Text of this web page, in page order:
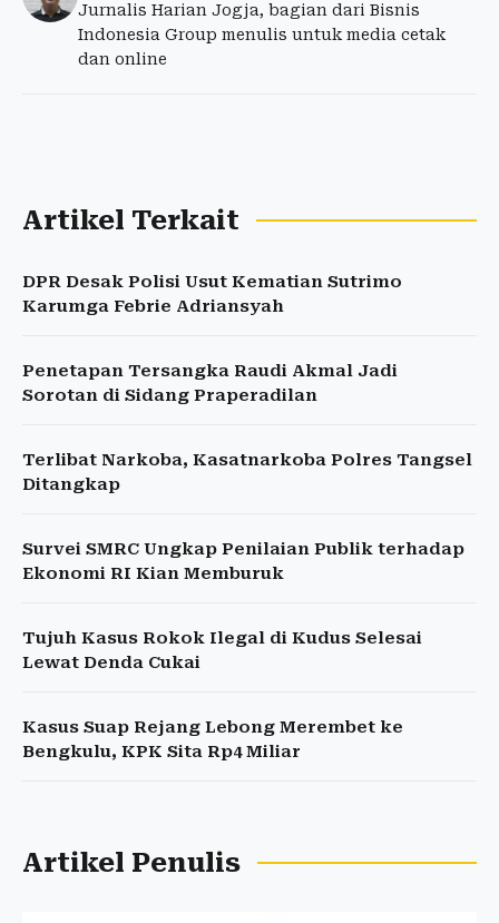
Jurnalis Harian Jogja, bagian dari Bisnis
Indonesia Group menulis untuk media cetak
dan online
Artikel Terkait
DPR Desak Polisi Usut Kematian Sutrimo
Karumga Febrie Adriansyah
Penetapan Tersangka Raudi Akmal Jadi
Sorotan di Sidang Praperadilan
Terlibat Narkoba, Kasatnarkoba Polres Tangsel
Ditangkap
Survei SMRC Ungkap Penilaian Publik terhadap
Ekonomi RI Kian Memburuk
Tujuh Kasus Rokok Ilegal di Kudus Selesai
Lewat Denda Cukai
Kasus Suap Rejang Lebong Merembet ke
Bengkulu, KPK Sita Rp4 Miliar
Artikel Penulis